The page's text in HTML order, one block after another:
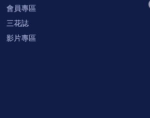
會員專區
三花誌
影片專區